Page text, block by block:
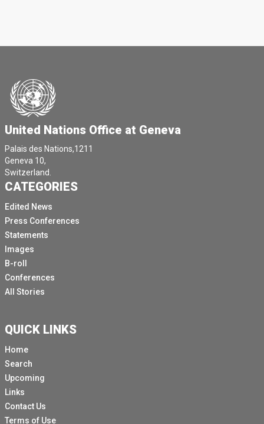
United Nations Office at Geneva
Palais des Nations,1211
Geneva 10,
Switzerland.
CATEGORIES
Edited News
Press Conferences
Statements
Images
B-roll
Conferences
All Stories
QUICK LINKS
Home
Search
Upcoming
Links
Contact Us
Terms of Use